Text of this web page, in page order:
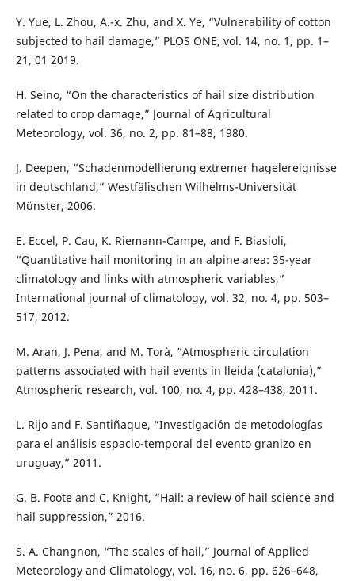
Y. Yue, L. Zhou, A.-x. Zhu, and X. Ye, “Vulnerability of cotton
subjected to hail damage,” PLOS ONE, vol. 14, no. 1, pp. 1–
21, 01 2019.
H. Seino, “On the characteristics of hail size distribution
related to crop damage,” Journal of Agricultural
Meteorology, vol. 36, no. 2, pp. 81–88, 1980.
J. Deepen, “Schadenmodellierung extremer hagelereignisse
in deutschland,” Westfälischen Wilhelms-Universität
Münster, 2006.
E. Eccel, P. Cau, K. Riemann-Campe, and F. Biasioli,
“Quantitative hail monitoring in an alpine area: 35-year
climatology and links with atmospheric variables,”
International journal of climatology, vol. 32, no. 4, pp. 503–
517, 2012.
M. Aran, J. Pena, and M. Torà, “Atmospheric circulation
patterns associated with hail events in lleida (catalonia),”
Atmospheric research, vol. 100, no. 4, pp. 428–438, 2011.
L. Rijo and F. Santiñaque, “Investigación de metodologías
para el análisis espacio-temporal del evento granizo en
uruguay,” 2011.
G. B. Foote and C. Knight, “Hail: a review of hail science and
hail suppression,” 2016.
S. A. Changnon, “The scales of hail,” Journal of Applied
Meteorology and Climatology, vol. 16, no. 6, pp. 626–648,